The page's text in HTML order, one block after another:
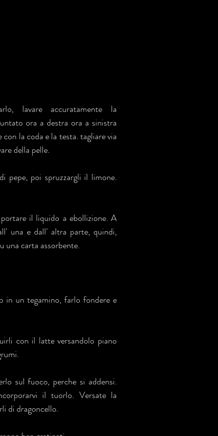
lavare accuratamente la
ora a destra ora a sinistra
la coda e la testa. tagliare via
della pelle.
pepe, poi spruzzargli il limone.
il liquido a ebollizione. A
una e dall' altra parte, quindi,
una carta assorbente.
in un tegamino, farlo fondere e
con il latte versandolo piano
sul fuoco, perche si addensi.
il tuorlo. Versate la
di dragoncello.